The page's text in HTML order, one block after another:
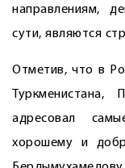
направлениям,
сути, являются
Отметив, что в
адресовал
хорошему и